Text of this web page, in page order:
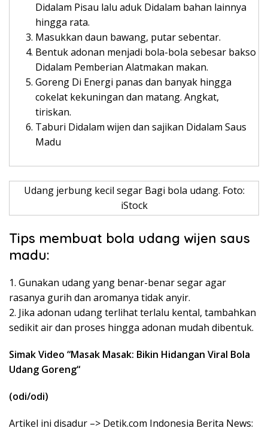
Didalam Pisau lalu aduk Didalam bahan lainnya
hingga rata.
Masukkan daun bawang, putar sebentar.
Bentuk adonan menjadi bola-bola sebesar bakso
Didalam Pemberian Alatmakan makan.
Goreng Di Energi panas dan banyak hingga
cokelat kekuningan dan matang. Angkat,
tiriskan.
Taburi Didalam wijen dan sajikan Didalam Saus
Madu
Udang jerbung kecil segar Bagi bola udang. Foto:
iStock
Tips membuat bola udang wijen saus
madu:
1. Gunakan udang yang benar-benar segar agar
rasanya gurih dan aromanya tidak anyir.
2. Jika adonan udang terlihat terlalu kental, tambahkan
sedikit air dan proses hingga adonan mudah dibentuk.
Simak Video “Masak Masak: Bikin Hidangan Viral Bola
Udang Goreng“
(odi/odi)
Artikel ini disadur –> Detik.com Indonesia Berita News: